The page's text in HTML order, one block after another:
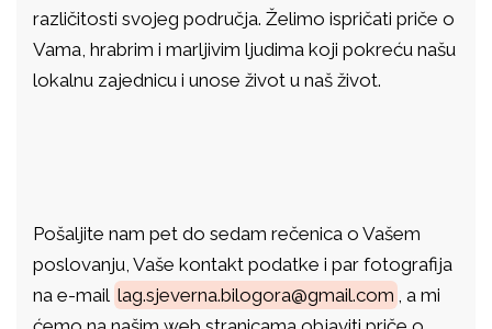
različitosti svojeg područja. Želimo ispričati priče o
Vama, hrabrim i marljivim ljudima koji pokreću našu
lokalnu zajednicu i unose život u naš život.
Pošaljite nam pet do sedam rečenica o Vašem
poslovanju, Vaše kontakt podatke i par fotografija
na e-mail lag.sjeverna.bilogora@gmail.com , a mi